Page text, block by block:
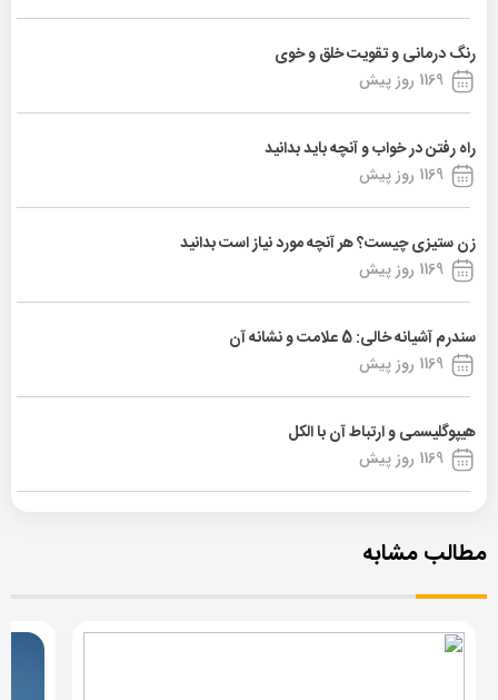
رنگ درمانی و تقویت خلق و خوی
1169 روز پیش
راه رفتن در خواب و آنچه باید بدانید
1169 روز پیش
زن ستیزی چیست؟ هر آنچه مورد نیاز است بدانید
1169 روز پیش
سندرم آشیانه خالی: 5 علامت و نشانه آن
1169 روز پیش
هیپوگلیسمی و ارتباط آن با الکل
1169 روز پیش
مطالب مشابه